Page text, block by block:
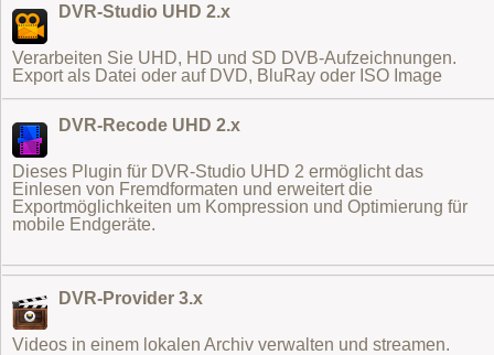
DVR-Studio UHD 2.x
Verarbeiten Sie UHD, HD und SD DVB-Aufzeichnungen.
Export als Datei oder auf DVD, BluRay oder ISO Image
DVR-Recode UHD 2.x
Dieses Plugin für DVR-Studio UHD 2 ermöglicht das
Einlesen von Fremdformaten und erweitert die
Exportmöglichkeiten um Kompression und Optimierung für
mobile Endgeräte.
DVR-Provider 3.x
Videos in einem lokalen Archiv verwalten und streamen.